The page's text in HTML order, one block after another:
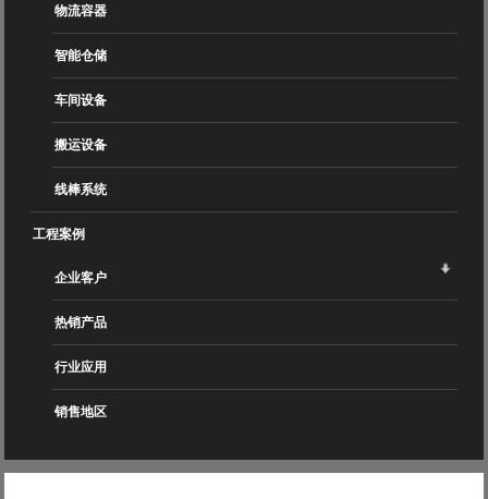
物流容器
智能仓储
车间设备
搬运设备
线棒系统
工程案例
企业客户
热销产品
行业应用
销售地区